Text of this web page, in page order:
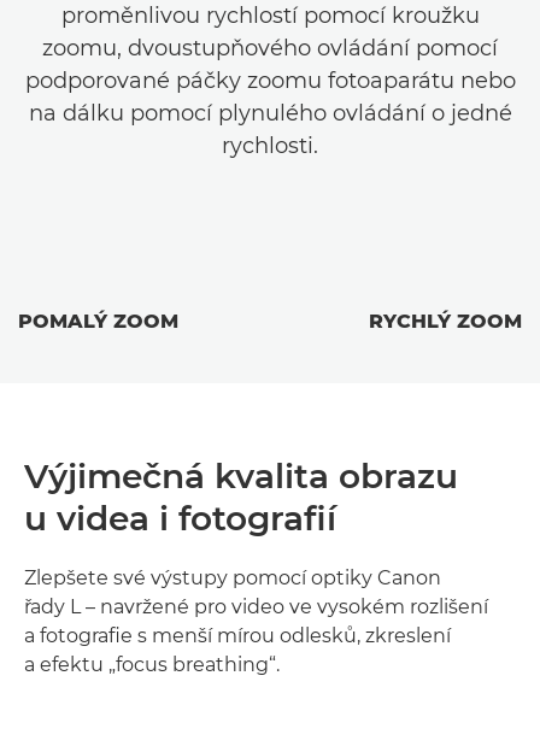
proměnlivou rychlostí pomocí kroužku
zoomu, dvoustupňového ovládání pomocí
podporované páčky zoomu fotoaparátu nebo
na dálku pomocí plynulého ovládání o jedné
rychlosti.
POMALÝ ZOOM RYCHLÝ ZOOM
Výjimečná kvalita obrazu
u videa i fotografií
Zlepšete své výstupy pomocí optiky Canon
řady L – navržené pro video ve vysokém rozlišení
a fotografie s menší mírou odlesků, zkreslení
a efektu „focus breathing“.